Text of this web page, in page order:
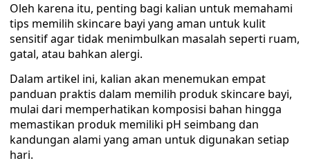
Oleh karena itu, penting bagi kalian untuk memahami
tips memilih skincare bayi yang aman untuk kulit
sensitif agar tidak menimbulkan masalah seperti ruam,
gatal, atau bahkan alergi.
Dalam artikel ini, kalian akan menemukan empat
panduan praktis dalam memilih produk skincare bayi,
mulai dari memperhatikan komposisi bahan hingga
memastikan produk memiliki pH seimbang dan
kandungan alami yang aman untuk digunakan setiap
hari.